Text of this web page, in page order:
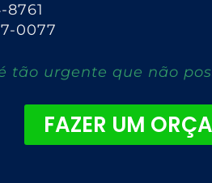
8761
0077
tão urgente que não
FAZER UM